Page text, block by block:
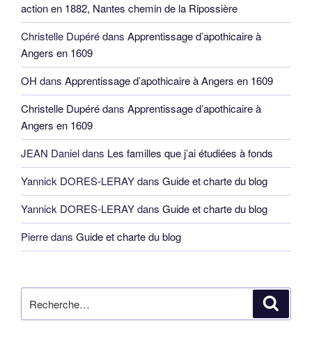
action en 1882, Nantes chemin de la Ripossière
Christelle Dupérédans Apprentissage d’apothicaire à
Angers en 1609
OH dans Apprentissage d’apothicaire à Angers en 1609
Christelle Dupérédans Apprentissage d’apothicaire à
Angers en 1609
JEAN Danieldans Les familles que j’ai étudiées à fonds
Yannick DORES-LERAYdans Guide et charte du blog
Yannick DORES-LERAYdans Guide et charte du blog
Pierredans Guide et charte du blog
pour